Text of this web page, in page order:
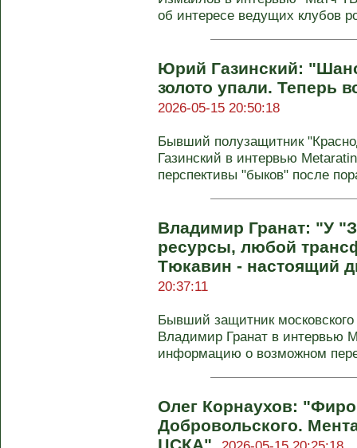
об интересе ведущих клубов
Юрий Газинский:
золото упали. Теперь
2026-05-15 20:50:18
Бывший полузащитник
Газинский в интервью
перспективы "быков" после
Владимир Гранат: "У
ресурсы, любой
Тюкавин - настоящий
20:37:11
Бывший защитник
Владимир Гранат в интервью
информацию о возможном
Олег Корнаухов:
Добровольского.